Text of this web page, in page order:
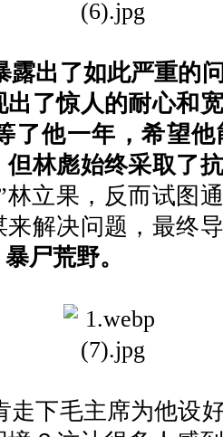
露出了如此严重的
了惊人的耐心和
了他一年，希望
林彪始终采取了
林立果，反而试
解决问题，最终
尸荒野。
走下毛主席为他设